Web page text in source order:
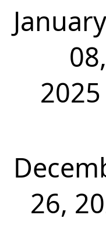
January
08,
2025
26,